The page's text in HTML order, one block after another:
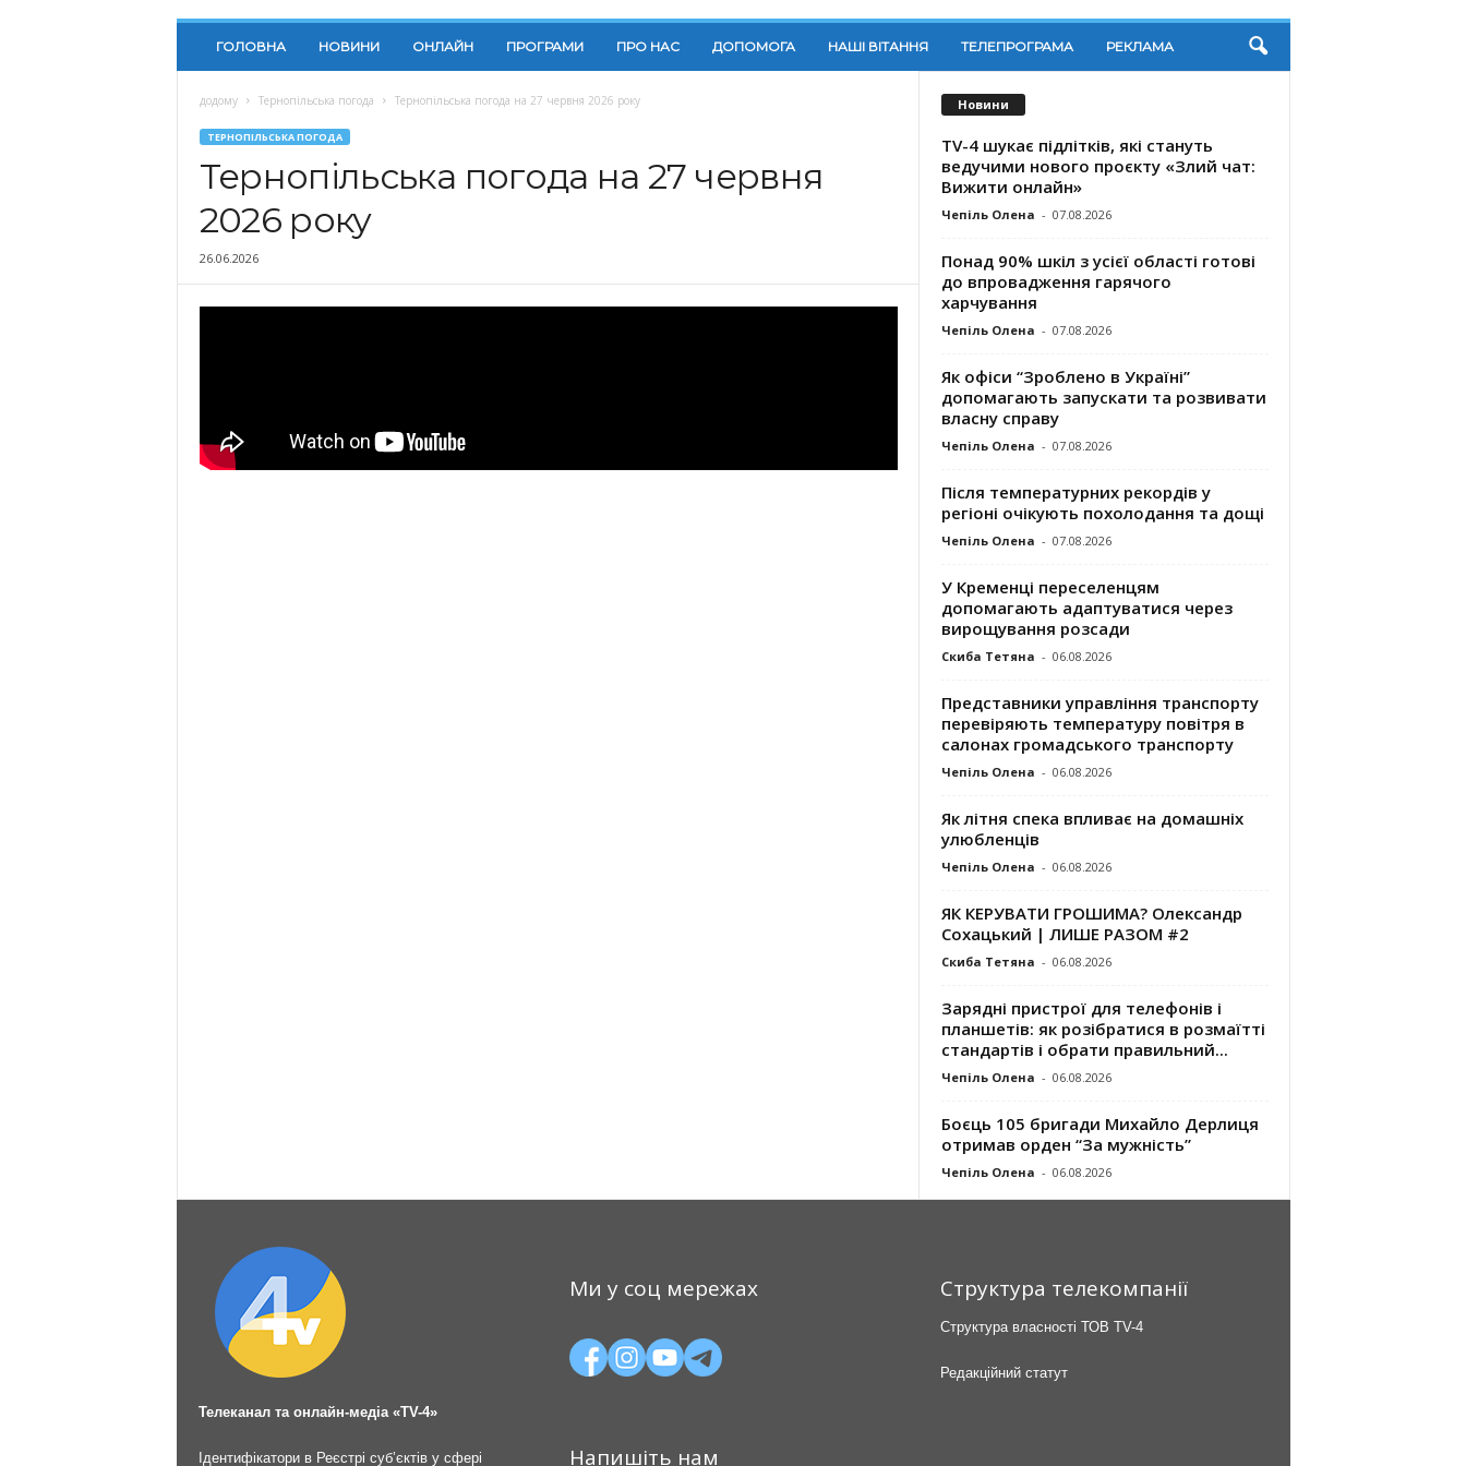
ГОЛОВНА НОВИНИ ОНЛАЙН ПРОГРАМИ ПРО НАС ДОПОМОГА НАШІ ВІТАННЯ ТЕЛЕПРОГРАМА РЕКЛАМА
додому Тернопільська погода Тернопільська погода на 27 червня 2026 року
ТЕРНОПІЛЬСЬКА ПОГОДА
Тернопільська погода на 27 червня
2026 року
26.06.2026
Новини
TV-4 шукає підлітків, які стануть
ведучими нового проєкту «Злий чат:
Вижити онлайн»
Чепіль Олена - 07.08.2026
Понад 90% шкіл з усієї області готові
до впровадження гарячого
харчування
Чепіль Олена - 07.08.2026
Як офіси “Зроблено в Україні”
допомагають запускaти та розвивати
власну справу
Чепіль Олена - 07.08.2026
Після температурних рекордів у
регіоні очікують похолодання та дощі
Чепіль Олена - 07.08.2026
У Кременці переселенцям
допомагають адаптуватися через
вирощування розсади
Скиба Тетяна - 06.08.2026
Представники управління транспорту
перевіряють температуру повітря в
салонах громадського транспорту
Чепіль Олена - 06.08.2026
Як літня спека впливає на домашніх
улюбленців
Чепіль Олена - 06.08.2026
ЯК КЕРУВАТИ ГРОШИМА? Олександр
Сохацький | ЛИШЕ РАЗОМ #2
Скиба Тетяна - 06.08.2026
Зарядні пристрої для телефонів і
планшетів: як розібратися в розмаїтті
стандартів і обрати правильний...
Чепіль Олена - 06.08.2026
Боєць 105 бригади Михайло Дерлиця
отримав орден “За мужність”
Чепіль Олена - 06.08.2026
Телеканал та онлайн-медіа «TV-4»
Ідентифікатори в Реєстрі суб’єктів у сфері
Ми у соц мережах
Напишіть нам
Структура телекомпанії
Структура власності ТОВ TV-4
Редакційний статут